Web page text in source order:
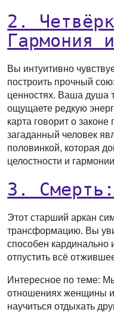
2.
Гармония
Вы интуитивно
построить прочный
ценностях. Ваша душа
ощущаете редкую
карта говорит о
загаданный человек
половинкой, которая
целостности и
3.
Этот старший аркан
трансформацию. Вы
способен кардинально
отпустить всё
Интересное по теме:
отношениях женщины
научиться отдыхать